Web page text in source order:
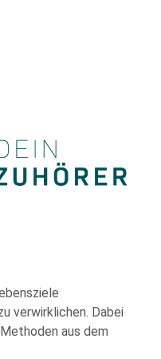
verwirklichen. Dabei
Methoden aus dem